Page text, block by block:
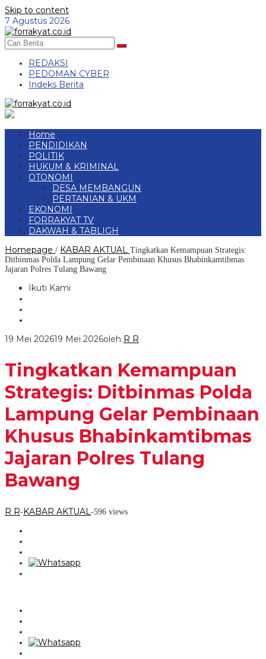
Skip to content
7 Agustus 2026
REDAKSI
PEDOMAN CYBER
Indeks Berita
Home
PENDIDIKAN
POLITIK
HUKUM & KRIMINAL
OTONOMI
DESA MEMBANGUN
PERTANIAN & UKM
EKONOMI
FORRAKYAT TV
DAKWAH & TABLIGH
Homepage / KABAR AKTUAL Tingkatkan Kemampuan Strategis:
Ditbinmas Polda Lampung Gelar Pembinaan Khusus Bhabinkamtibmas
Jajaran Polres Tulang Bawang
Ikuti Kami
19 Mei 202619 Mei 2026oleh R R
Tingkatkan Kemampuan
Strategis: Ditbinmas Polda
Lampung Gelar Pembinaan
Khusus Bhabinkamtibmas
Jajaran Polres Tulang
Bawang
R R-KABAR AKTUAL-596 views